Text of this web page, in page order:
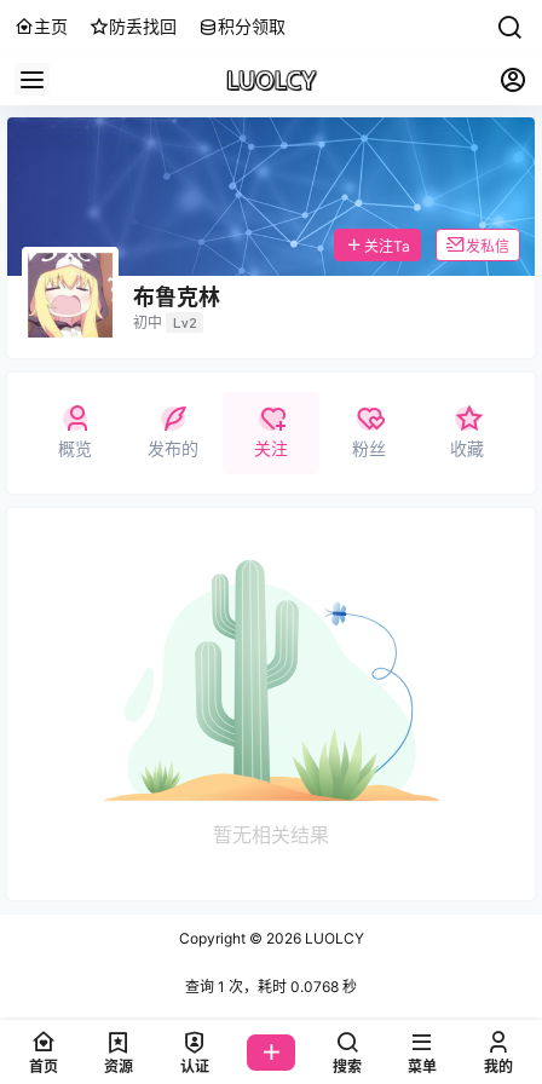
主页 防丢找回 积分领取
布鲁克林
初中 Lv2
关注Ta 发私信
概览 发布的 关注 粉丝 收藏
暂无相关结果
Copyright © 2026LUOLCY
查询 1 次，耗时 0.0768 秒
首页 资源 认证 搜索 菜单 我的